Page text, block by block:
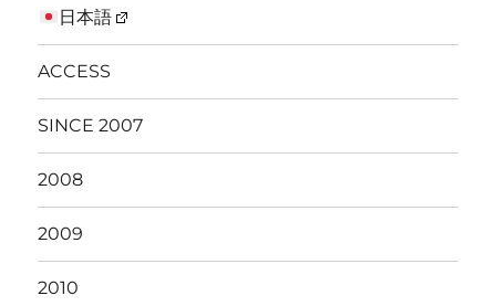
日本語
ACCESS
SINCE 2007
2008
2009
2010